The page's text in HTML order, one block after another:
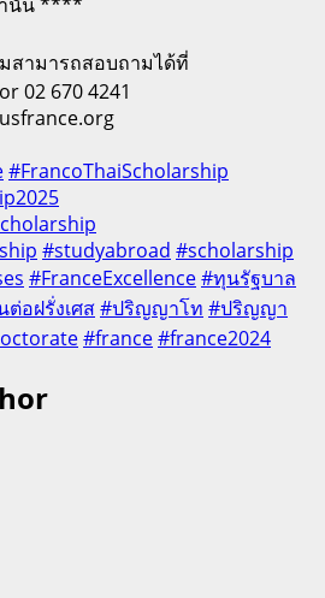
สามารถสอบถามได้ที่
02 670 4241
#FrancoThaiScholarship
#studyabroad #scholarship
#FranceExcellence#ทุนรัฐบาล
ต่อฝรั่งเศส#ปริญญาโท #ปริญญา
#france#france2024